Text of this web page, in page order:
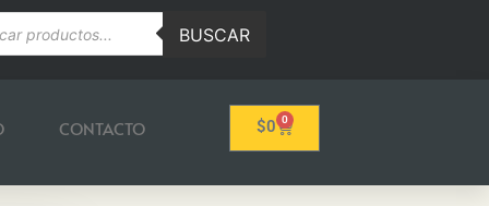
BUSCAR
CONTACTO $0 0